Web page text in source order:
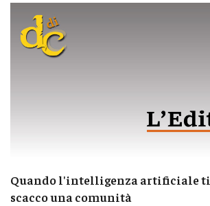
Quando l'intelligenza artificiale
scacco una comunità